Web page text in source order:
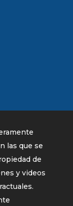
las que se
de
y videos